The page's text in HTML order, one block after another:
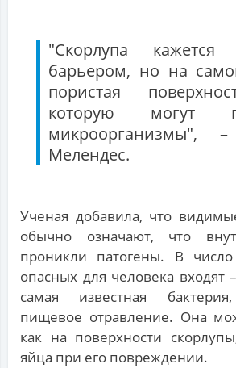
"Скорлупа кажется
барьером, но на
пористая
которую могут
микроорганизмы",
Мелендес.
Ученая добавила, что
обычно означают, что
проникли патогены. В
опасных для человека входят –
самая известная
пищевое отравление. Она
как на поверхности
яйца при его повреждении.